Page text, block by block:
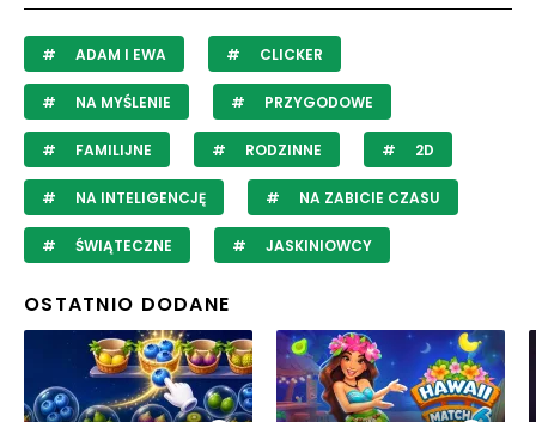
ADAM I EWA CLICKER
NA MYŚLENIE PRZYGODOWE
FAMILIJNE RODZINNE 2D
NA INTELIGENCJĘ NA ZABICIE CZASU
ŚWIĄTECZNE JASKINIOWCY
OSTATNIO DODANE